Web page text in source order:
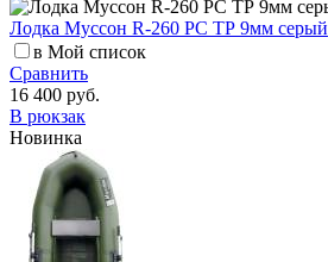
Лодка Муссон R-260 РС ТР 9мм серый
в Мой список
Сравнить
16 400 руб.
В рюкзак
Новинка